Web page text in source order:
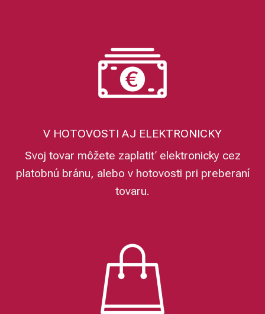
V HOTOVOSTI AJ ELEKTRONICKY
Svoj tovar môžete zaplatiť elektronicky cez
platobnú bránu, alebo v hotovosti pri preberaní
tovaru.